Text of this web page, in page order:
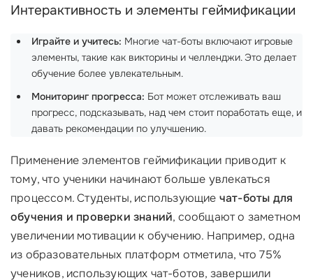
Интерактивность и элементы геймификации
Играйте и учитесь: Многие чат-боты включают игровые
элементы, такие как викторины и челленджи. Это делает
обучение более увлекательным.
Мониторинг прогресса: Бот может отслеживать ваш
прогресс, подсказывать, над чем стоит поработать еще, и
давать рекомендации по улучшению.
Применение элементов геймификации приводит к
тому, что ученики начинают больше увлекаться
процессом. Студенты, использующие чат-боты для
обучения и проверки знаний, сообщают о заметном
увеличении мотивации к обучению. Например, одна
из образовательных платформ отметила, что 75%
учеников, использующих чат-ботов, завершили